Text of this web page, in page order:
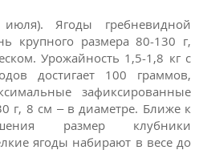
Ягоды гребневидной
крупного размера 80-130 г,
Урожайность 1,5-1,8 кг с
достигает 100 граммов,
зафиксированные
г, 8 см – в диаметре. Ближе к
размер клубники
ягоды набирают в весе до